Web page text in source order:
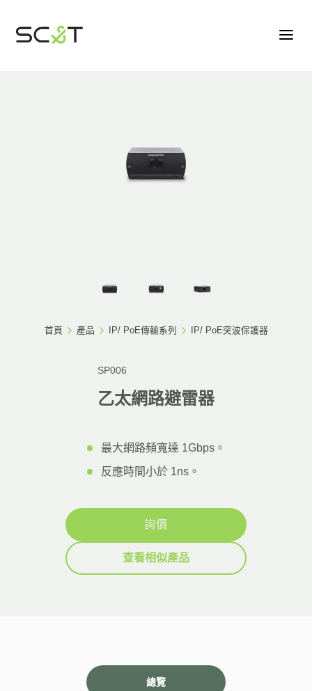
首頁 產品 IP/ PoE傳輸系列 IP/ PoE突波保護器
SP006
乙太網路避雷器
最大網路頻寬達 1Gbps。
反應時間小於 1ns。
詢價
查看相似產品
總覽